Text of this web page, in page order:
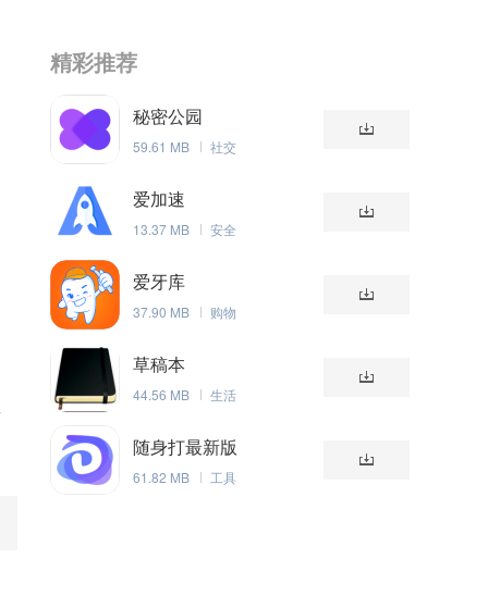
精彩推荐
秘密公园
59.61 MB 社交
爱加速
13.37 MB 安全
爱牙库
37.90 MB 购物
草稿本
44.56 MB 生活
随身打最新版
61.82 MB 工具